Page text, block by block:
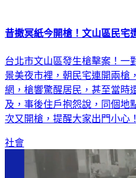
昔撒冥紙今開槍！文山區民
台北市文山區發生槍擊案！一
景美夜市裡，朝民宅連開兩槍
網，槍響驚醒居民，甚至當時
及，事後住戶抱怨說，同個地
次又開槍，提醒大家出門小心！
社會